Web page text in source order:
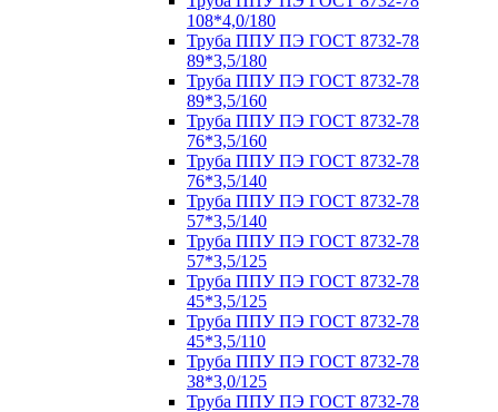
108*4,0/180
Труба ППУ ПЭ ГОСТ 8732-78
89*3,5/180
Труба ППУ ПЭ ГОСТ 8732-78
89*3,5/160
Труба ППУ ПЭ ГОСТ 8732-78
76*3,5/160
Труба ППУ ПЭ ГОСТ 8732-78
76*3,5/140
Труба ППУ ПЭ ГОСТ 8732-78
57*3,5/140
Труба ППУ ПЭ ГОСТ 8732-78
57*3,5/125
Труба ППУ ПЭ ГОСТ 8732-78
45*3,5/125
Труба ППУ ПЭ ГОСТ 8732-78
45*3,5/110
Труба ППУ ПЭ ГОСТ 8732-78
38*3,0/125
Труба ППУ ПЭ ГОСТ 8732-78